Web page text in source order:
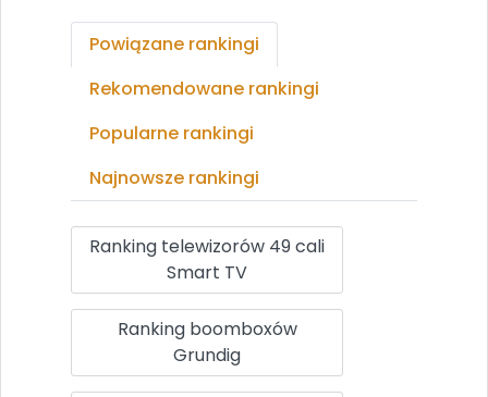
Powiązane rankingi
Rekomendowane rankingi
Popularne rankingi
Najnowsze rankingi
Ranking telewizorów 49 cali
Smart TV
Ranking boomboxów
Grundig